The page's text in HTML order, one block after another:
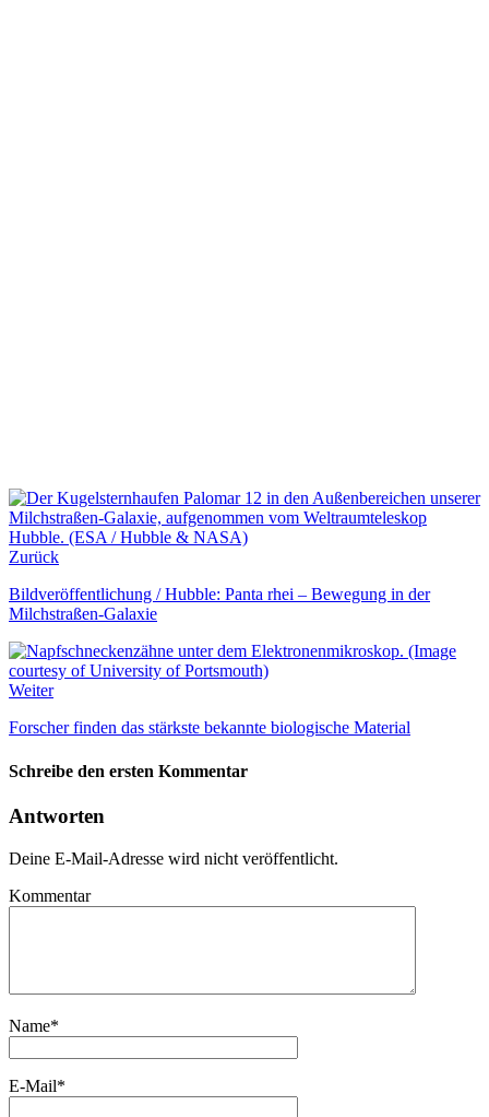
Zurück
Bildveröffentlichung / Hubble: Panta rhei – Bewegung in der
Milchstraßen-Galaxie
Weiter
Forscher finden das stärkste bekannte biologische Material
Schreibe den ersten Kommentar
Antworten
Deine E-Mail-Adresse wird nicht veröffentlicht.
Kommentar
Name*
E-Mail*